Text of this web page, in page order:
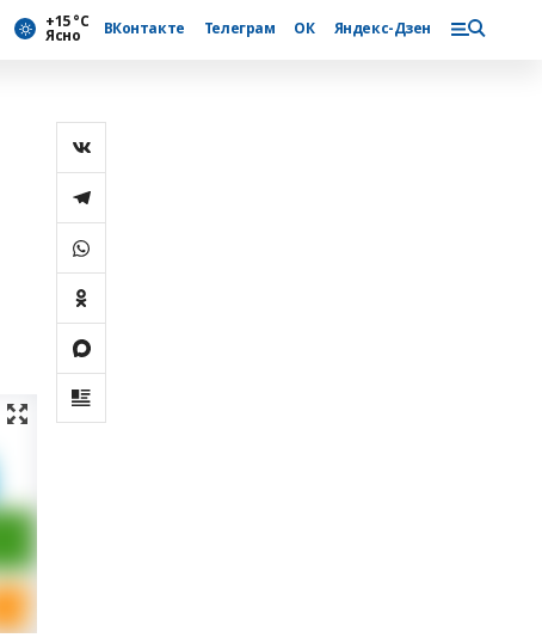
+15 °С
Ясно ВКонтакте Телеграм ОК Яндекс-Дзен